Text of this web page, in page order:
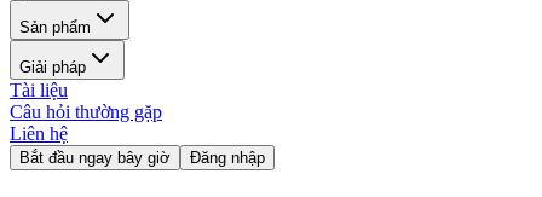
Sản phẩm
Giải pháp
Tài liệu
Câu hỏi thường gặp
Liên hệ
Bắt đầu ngay bây giờ Đăng nhập